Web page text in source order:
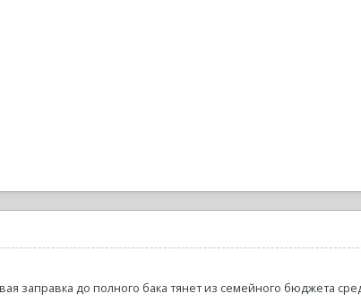
заправка до полного бака тянет из семейного бюджета